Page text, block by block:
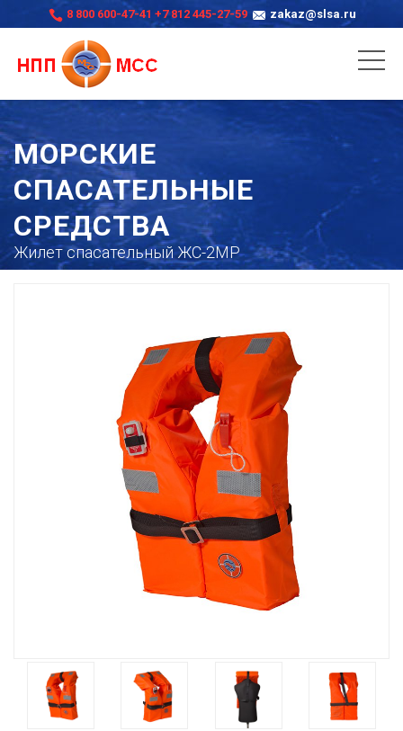
8 800 600-47-41 +7 812 445-27-59 zakaz@slsa.ru
МОРСКИЕ
СПАСАТЕЛЬНЫЕ
СРЕДСТВА
Жилет спасательный ЖС-2МР